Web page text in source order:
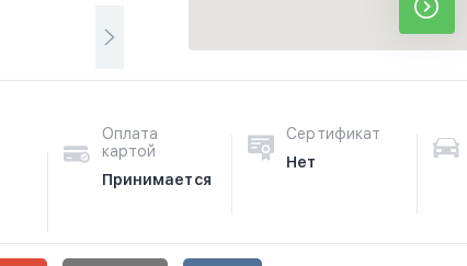
Оплата
картой
Принимается
Сертификат
Нет